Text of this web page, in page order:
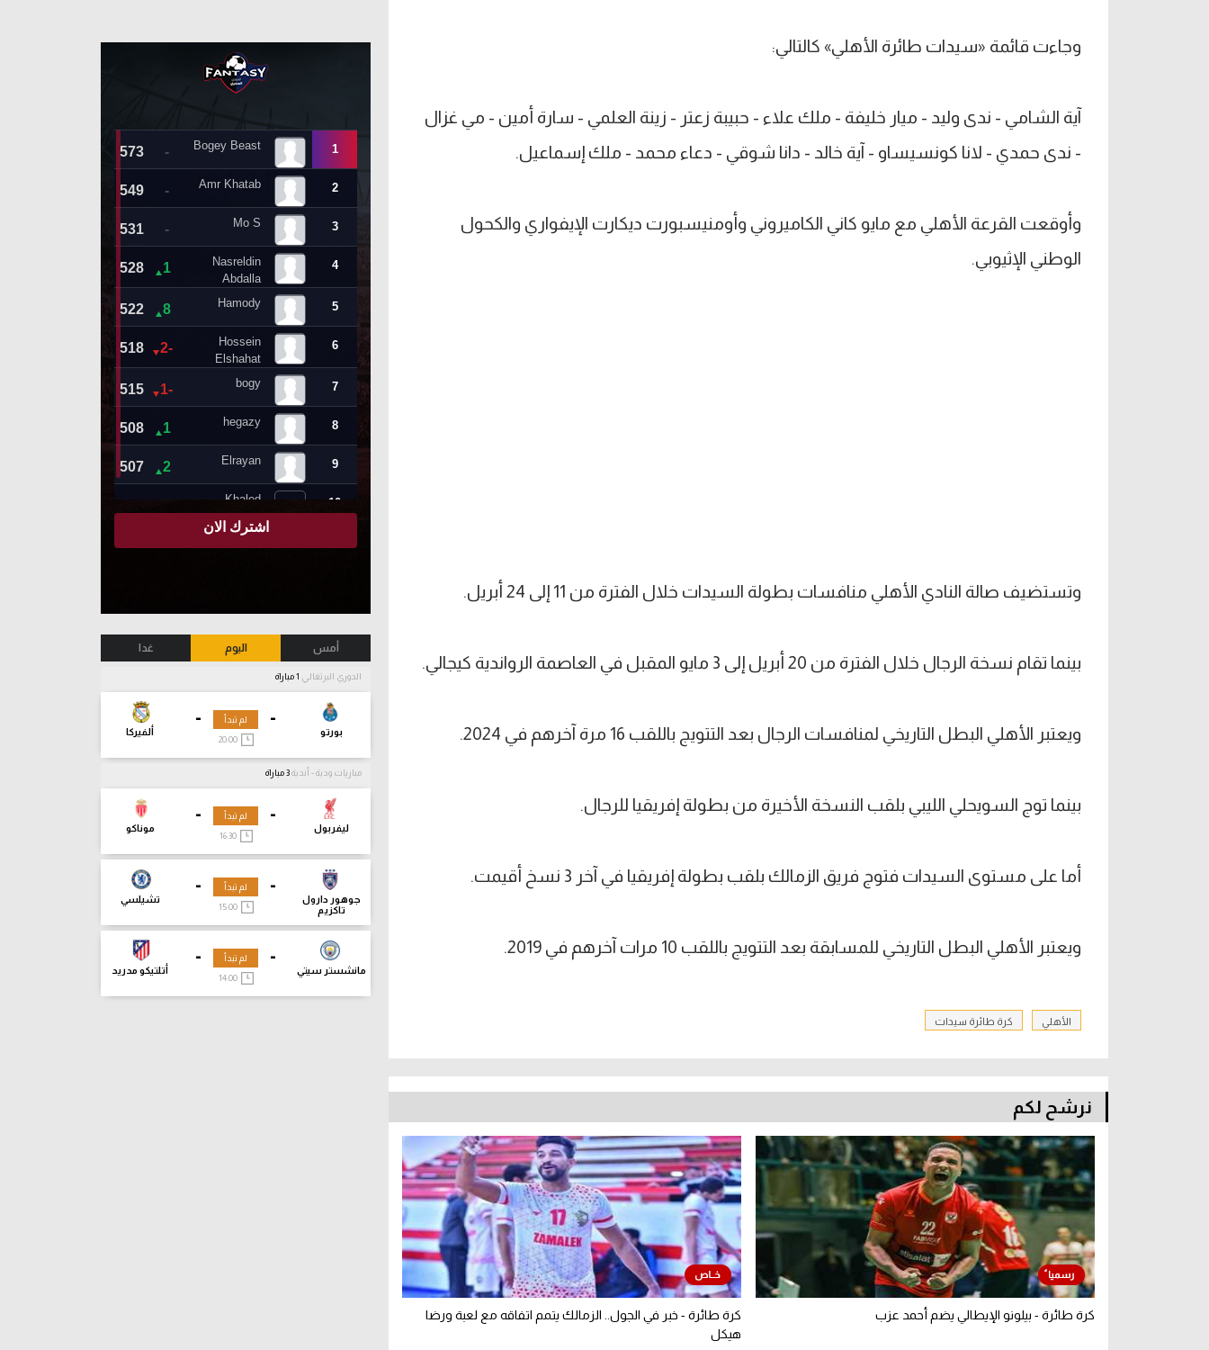
آية الشامي - ندى وليد - ميار خليفة - ملك علاء - حبيبة زعتر - زينة العلمي - سارة أمين - مي غزال
- ندى حمدي - لانا كونسيساو - آية خالد - دانا شوقي - دعاء محمد - ملك إسماعيل.
وأوقعت القرعة الأهلي مع مايو كاني الكاميروني وأومنيسبورت ديكارت الإيفواري والكحول
الوطني الإثيوبي.
وتستضيف صالة النادي الأهلي منافسات بطولة السيدات خلال الفترة من 11 إلى 24 أبريل.
بينما تقام نسخة الرجال خلال الفترة من 20 أبريل إلى 3 مايو المقبل في العاصمة الرواندية كيجالي.
ويعتبر الأهلي البطل التاريخي لمنافسات الرجال بعد التتويج باللقب 16 مرة آخرهم في 2024.
بينما توج السويحلي الليبي بلقب النسخة الأخيرة من بطولة إفريقيا للرجال.
أما على مستوى السيدات فتوج فريق الزمالك بلقب بطولة إفريقيا في آخر 3 نسخ أقيمت.
ويعتبر الأهلي البطل التاريخي للمسابقة بعد التتويج باللقب 10 مرات آخرهم في 2019.
الأهلي كرة طائرة سيدات
نرشح لكم
كرة طائرة - بيلونو الإيطالي يضم أحمد عزب
كرة طائرة - خبر في الجول.. الزمالك يتمم اتفاقه مع لعبة ورضا
هيكل
أمس اليوم غدا
الدوري البرتغالي
-
بورتو
-
ألفيركا
لم تبدأ
20:00
مباريات ودية - أندية
-
ليفربول
-
موناكو
لم تبدأ
16:30
-
جوهور دارول
تاكزيم
-
تشيلسي
لم تبدأ
15:00
-
مانشستر سيتي
-
أتلتيكو مدريد
لم تبدأ
14:00